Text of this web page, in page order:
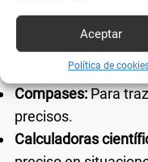
Aceptar
Política de
Reglas y escuadras:
líneas rectas.
Compases:Para
precisos.
Calculadoras